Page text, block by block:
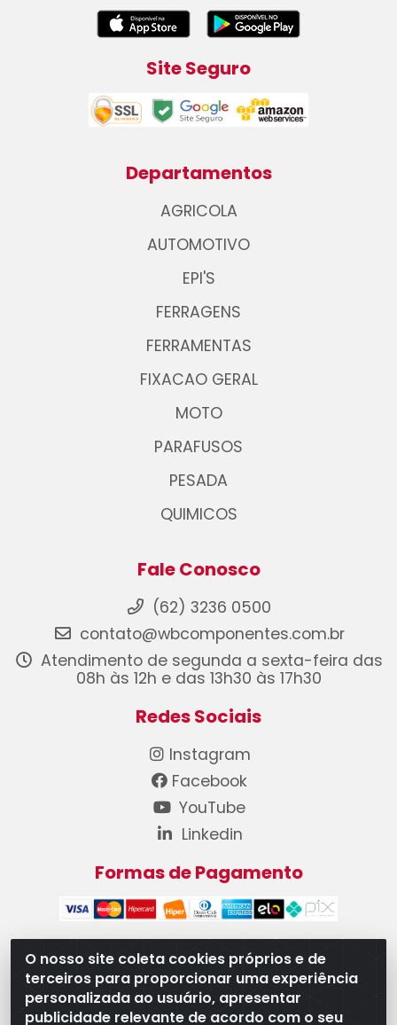
O nosso site coleta cookies próprios e de
terceiros para proporcionar uma experiência
personalizada ao usuário, apresentar
publicidade relevante de acordo com o seu
Site Seguro
Departamentos
AGRICOLA
AUTOMOTIVO
EPI'S
FERRAGENS
FERRAMENTAS
FIXACAO GERAL
MOTO
PARAFUSOS
PESADA
QUIMICOS
Fale Conosco
(62) 3236 0500
contato@wbcomponentes.com.br
Atendimento de segunda a sexta-feira das
08h às 12h e das 13h30 às 17h30
Redes Sociais
Instagram
Facebook
YouTube
Linkedin
Formas de Pagamento
WB Componentes Automotivos LTDA - CNPJ
08.528.393/0001-12 - Rua do Níquel, 667 - Parque
Oeste Industrial, Goiânia/GO - CEP 74375-660